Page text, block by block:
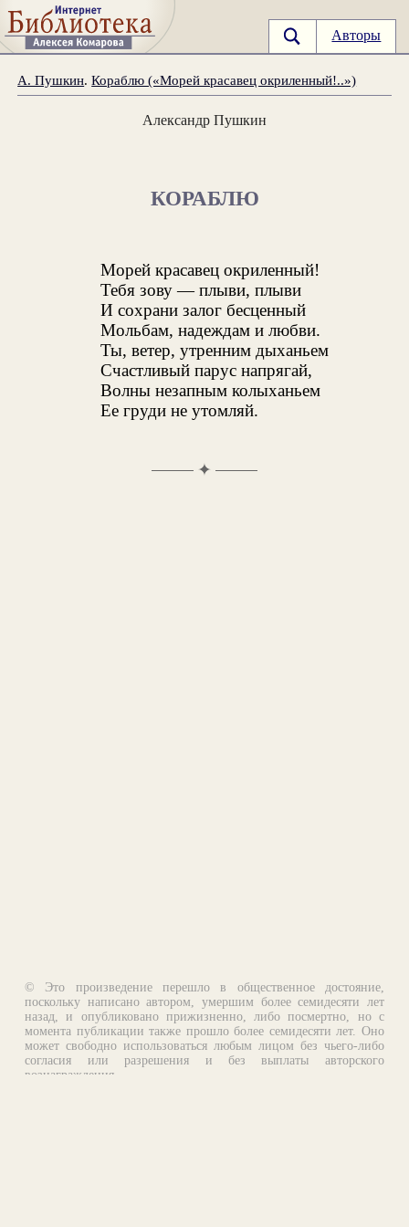
Авторы
А. Пушкин.Кораблю («Морей красавец окриленный!..»)
Александр Пушкин
КОРАБЛЮ
Морей красавец окриленный!
Тебя зову — плыви, плыви
И сохрани залог бесценный
Мольбам, надеждам и любви.
Ты, ветер, утренним дыханьем
Счастливый парус напрягай,
Волны незапным колыханьем
Ее груди не утомляй.
✦
© Это произведение перешло в общественное достояние,
поскольку написано автором, умершим более семидесяти лет
назад, и опубликовано прижизненно, либо посмертно, но с
момента публикации также прошло более семидесяти лет. Оно
может свободно использоваться любым лицом без чьего-либо
согласия или разрешения и без выплаты авторского
вознаграждения.